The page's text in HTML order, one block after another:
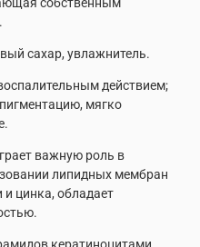
сахар, увлажнитель.
действием;
мягко
важную роль в
липидных мембран
и цинка, обладает